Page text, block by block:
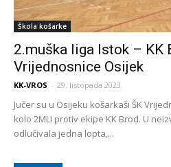
Škola košarke
2.muška liga Istok – KK
Vrijednosnice Osijek
KK-VROS - 29. listopada 2023.
Jučer su u Osijeku košarkaši ŠK
kolo 2MLI protiv ekipe KK Brod. U
odlučivala jedna lopta,...